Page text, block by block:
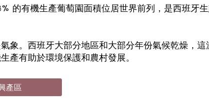
的有機生產葡萄園面積位居世界前列，是西班牙
象。西班牙大部分地區和大部分年份氣候乾燥，
產有助於環境保護和農村發展。
產區